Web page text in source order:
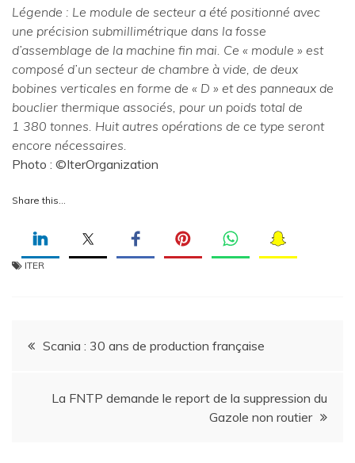
Légende : Le module de secteur a été positionné avec
une précision submillimétrique dans la fosse
d’assemblage de la machine fin mai. Ce « module » est
composé d’un secteur de chambre à vide, de deux
bobines verticales en forme de « D » et des panneaux de
bouclier thermique associés, pour un poids total de
1 380 tonnes. Huit autres opérations de ce type seront
encore nécessaires.
Photo : ©IterOrganization
Share this…
ITER
Navigation
Scania : 30 ans de production française
La FNTP demande le report de la suppression du
Gazole non routier